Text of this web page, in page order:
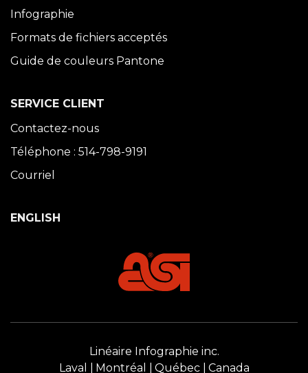
Infographie
Formats de fichiers acceptés
Guide de couleurs Pantone
SERVICE CLIENT
Contactez-nous
Téléphone : 514-798-9191
Courriel
ENGLISH
Linéaire Infographie inc.
Laval
Montréal Québec Canada